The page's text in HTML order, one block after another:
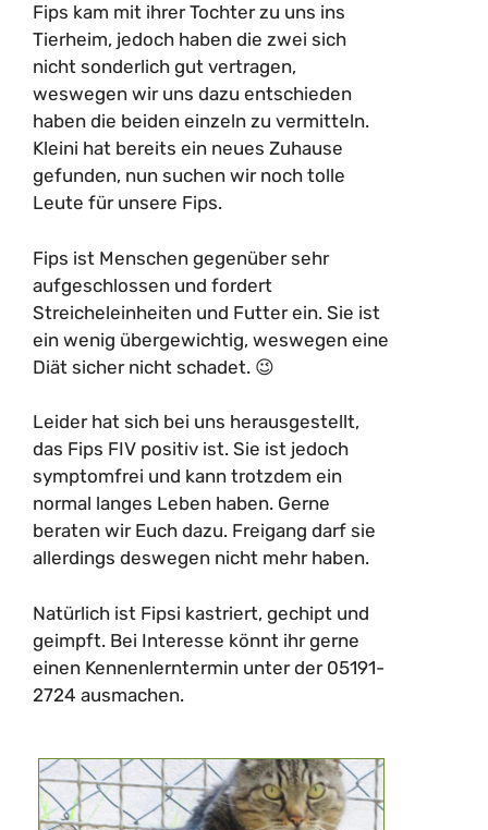
Fips kam mit ihrer Tochter zu uns ins
Tierheim, jedoch haben die zwei sich
nicht sonderlich gut vertragen,
weswegen wir uns dazu entschieden
haben die beiden einzeln zu vermitteln.
Kleini hat bereits ein neues Zuhause
gefunden, nun suchen wir noch tolle
Leute für unsere Fips.
Fips ist Menschen gegenüber sehr
aufgeschlossen und fordert
Streicheleinheiten und Futter ein. Sie ist
ein wenig übergewichtig, weswegen eine
Diät sicher nicht schadet. 😉
Leider hat sich bei uns herausgestellt,
das Fips FIV positiv ist. Sie ist jedoch
symptomfrei und kann trotzdem ein
normal langes Leben haben. Gerne
beraten wir Euch dazu. Freigang darf sie
allerdings deswegen nicht mehr haben.
Natürlich ist Fipsi kastriert, gechipt und
geimpft. Bei Interesse könnt ihr gerne
einen Kennenlerntermin unter der 05191-
2724 ausmachen.